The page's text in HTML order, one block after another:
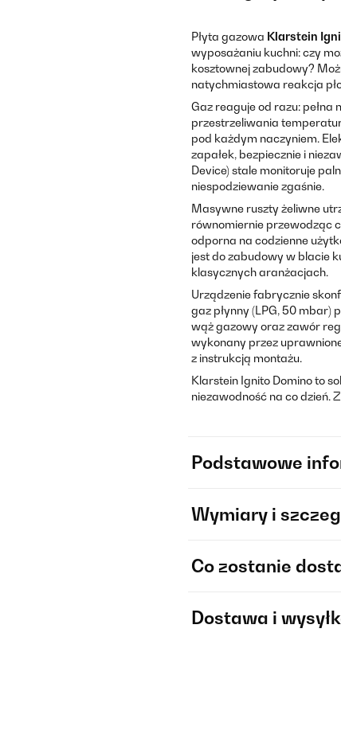
Płyta gazowa Klarstein
wyposażaniu kuchni: czy
kosztownej zabudowy?
natychmiastowa reakcja
Gaz reaguje od razu: pełna
przestrzeliwania
pod każdym naczyniem.
zapałek, bezpiecznie i
Device) stale monitoruje
niespodziewanie zgaśnie.
Masywne ruszty żeliwne
równomiernie przewodząc
odporna na codzienne
jest do zabudowy w blacie
klasycznych aranżacjach.
Urządzenie fabrycznie
gaz płynny (LPG, 50 mbar)
wąż gazowy oraz zawór
wykonany przez
z instrukcją montażu.
Klarstein Ignito Domino to
niezawodność na co dzień.
Podstawowe
Wymiary i
Co zostanie
Dostawa i